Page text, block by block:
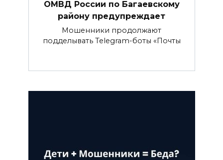
ОМВД России по Багаевскому
району предупреждает
Мошенники продолжают
подделывать Telegram-боты «Почты